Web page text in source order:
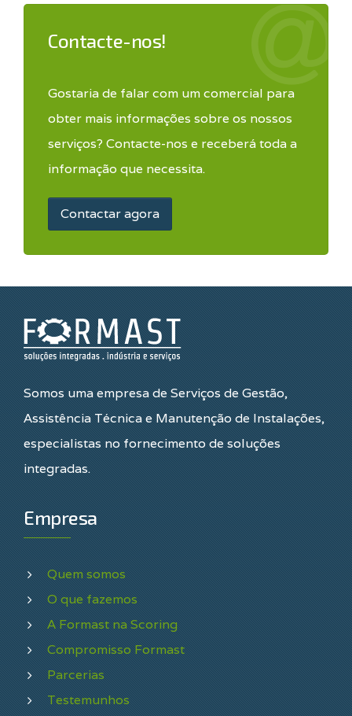
Contacte-nos!
Gostaria de falar com um comercial para
obter mais informações sobre os nossos
serviços? Contacte-nos e receberá toda a
informação que necessita.
Contactar agora
Somos uma empresa de Serviços de Gestão,
Assistência Técnica e Manutenção de Instalações,
especialistas no fornecimento de soluções
integradas.
Empresa
Quem somos
O que fazemos
A Formast na Scoring
Compromisso Formast
Parcerias
Testemunhos